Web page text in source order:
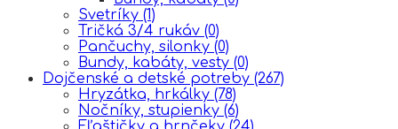
Svetríky (1)
Tričká 3/4 rukáv (0)
Pančuchy, silonky (0)
Bundy, kabáty, vesty (0)
Dojčenské a detské potreby (267)
Hryzátka, hrkálky (78)
Nočníky, stupienky (6)